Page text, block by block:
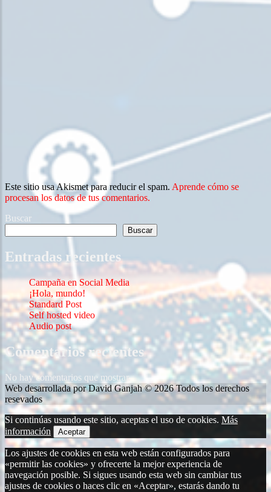
Este sitio usa Akismet para reducir el spam. Aprende cómo se
procesan los datos de tus comentarios.
Buscar
Buscar
Entradas recientes
Campaña en Social Media
¡Hola, mundo!
Standard Post
Self hosted video
Audio post
Comentarios recientes
No hay comentarios que mostrar.
Web desarrollada por David Ganjah © 2026 Todos los derechos
resevados
Si continúas usando este sitio, aceptas el uso de cookies. Más
información
Aceptar
Los ajustes de cookies en esta web están configurados para
«permitir las cookies» y ofrecerte la mejor experiencia de
navegación posible. Si sigues usando esta web sin cambiar tus
ajustes de cookies o haces clic en «Aceptar», estarás dando tu